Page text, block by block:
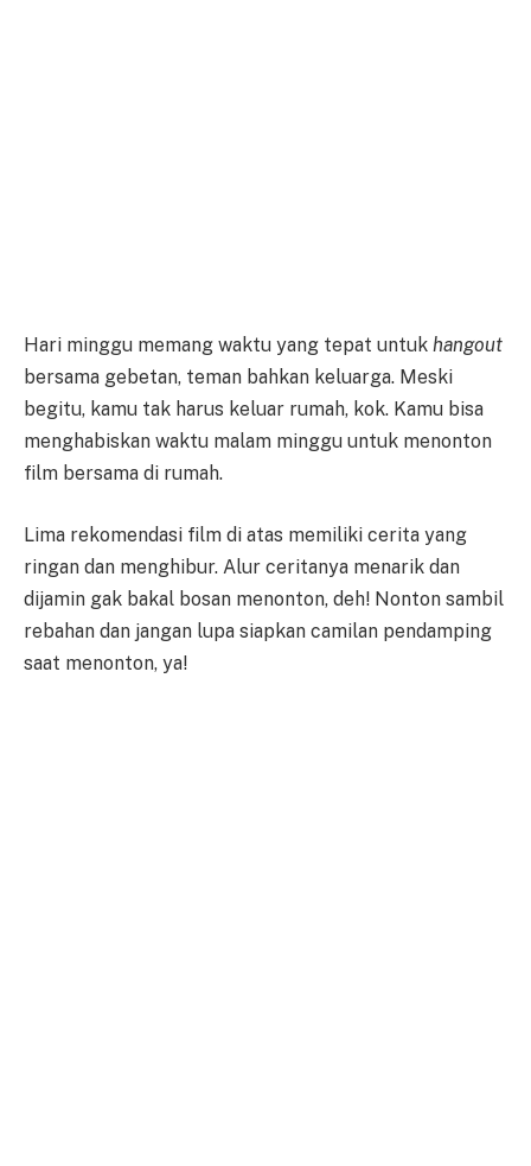
Hari minggu memang waktu yang tepat untuk hangout
bersama gebetan, teman bahkan keluarga. Meski
begitu, kamu tak harus keluar rumah, kok. Kamu bisa
menghabiskan waktu malam minggu untuk menonton
film bersama di rumah.
Lima rekomendasi film di atas memiliki cerita yang
ringan dan menghibur. Alur ceritanya menarik dan
dijamin gak bakal bosan menonton, deh! Nonton sambil
rebahan dan jangan lupa siapkan camilan pendamping
saat menonton, ya!